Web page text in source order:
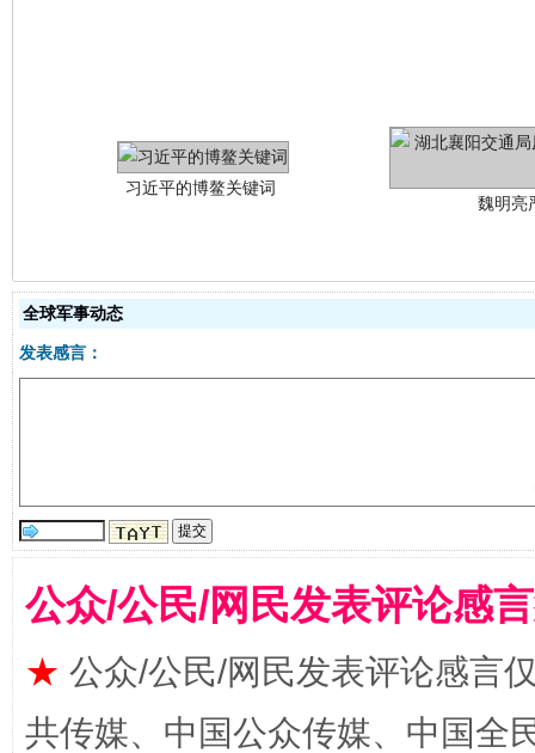
揭批美国五大"原罪" "炒
全球军事动态
发表感言：
公众/公民/网民发表评论感
★ 公众/公民/网民发表评论感言
共传媒、中国公众传媒、中国全